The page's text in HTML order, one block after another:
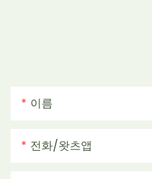
이름
전화/왓츠앱